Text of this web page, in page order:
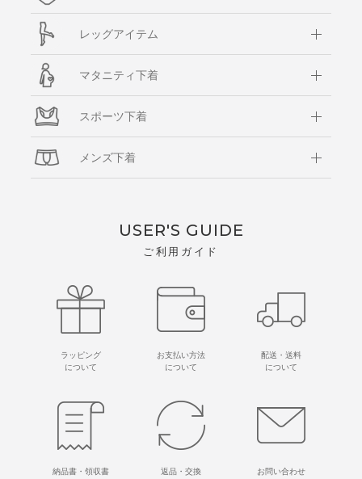
レッグアイテム
マタニティ下着
スポーツ下着
メンズ下着
USER'S GUIDE
ご利用ガイド
ラッピング
について
お支払い方法
について
配送・送料
について
納品書・領収書 返品・交換 お問い合わせ